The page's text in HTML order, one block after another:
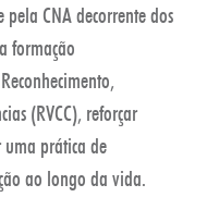
CNA decorrente dos
formação
(RVCC), reforçar
uma prática de
ao longo da vida.